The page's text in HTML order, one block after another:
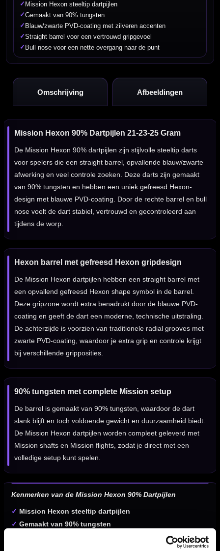
✓ Mission Hexon steeltip dartpijlen
✓Gemaakt van 90% tungsten
✓ Blauw/zwarte PVD-coating met zilveren accenten
✓Straight barrel voor een vertrouwd gripgevoel
✓ Bull nose voor een nette overgang naar de punt
Omschrijving Afbeeldingen
Mission Hexon 90% Dartpijlen 21-23-25 Gram
De Mission Hexon 90% dartpijlen zijn stijlvolle steeltip darts
voor spelers die een straight barrel, opvallende blauw/zwarte
afwerking en veel controle zoeken. Deze darts zijn gemaakt
van 90% tungsten en hebben een uniek gefreesd Hexon-
design met blauwe PVD-coating. Door de rechte barrel en bull
nose voelt de dart stabiel, vertrouwd en gecontroleerd aan
tijdens de worp.
Hexon barrel met gefreesd Hexon gripdesign
De Mission Hexon dartpijlen hebben een straight barrel met
een opvallend gefreesd Hexon shape symbol in de barrel.
Deze gripzone wordt extra benadrukt door de blauwe PVD-
coating en geeft de dart een moderne, technische uitstraling.
De achterzijde is voorzien van traditionele radial grooves met
zwarte PVD-coating, waardoor je extra grip en controle krijgt
bij verschillende gripposities.
90% tungsten met complete Mission setup
De barrel is gemaakt van 90% tungsten, waardoor de dart
slank blijft en toch voldoende gewicht en duurzaamheid biedt.
De Mission Hexon dartpijlen worden compleet geleverd met
Mission shafts en Mission flights, zodat je direct met een
volledige setup kunt spelen.
Kenmerken van de Mission Hexon 90% Dartpijlen
✓ Mission Hexon steeltip dartpijlen
✓ Gemaakt van 90% tungsten
Blauw/zwarte PVD-coating met zilveren accenten